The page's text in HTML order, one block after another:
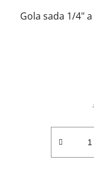
Gola sada 1/4"